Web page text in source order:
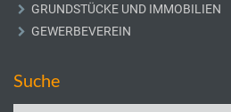
GRUNDSTÜCKE UND IMMOBILIEN
GEWERBEVEREIN
Suche